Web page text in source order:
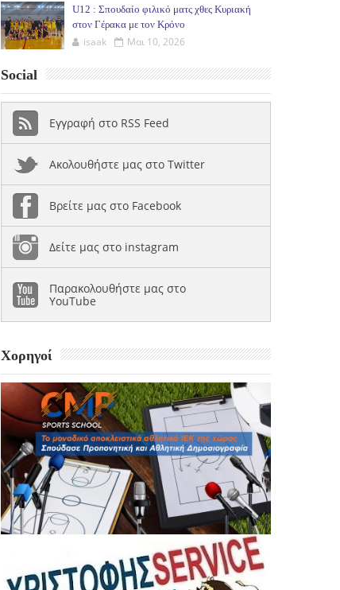
U12 : Σπουδαίο φιλικό ματς χθες Κυριακή
στον Γέρακα με τον Κρόνο
isaak Μαι 10, 2026
Social
Εγγραφή στο RSS Feed
Ακολουθήστε μας στο Twitter
Βρείτε μας στο Facebook
Δείτε μας στο instagram
Παρακολουθήστε μας στο
YouTube
Χορηγοί